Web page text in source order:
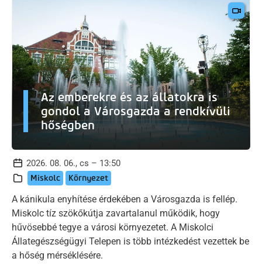
Az emberekre és az állatokra is
gondol a Városgazda a rendkívüli
hőségben
2026. 08. 06., cs – 13:50
Miskolc Környezet
A kánikula enyhítése érdekében a Városgazda is fellép.
Miskolc tíz szökőkútja zavartalanul működik, hogy
hűvösebbé tegye a városi környezetet. A Miskolci
Állategészségügyi Telepen is több intézkedést vezettek be
a hőség mérséklésére.